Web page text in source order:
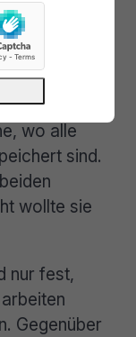
an The
das es
wo alle
sind.
wollte sie
nur fest,
Gegenüber